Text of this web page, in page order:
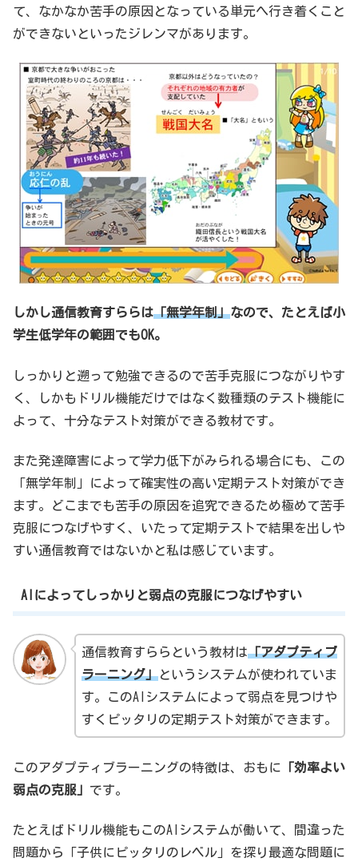
て、なかなか苦手の原因となっている単元へ行き着くこと
ができないといったジレンマがあります。
しかし通信教育すららは「無学年制」なので、たとえば小
学生低学年の範囲でもOK。
しっかりと遡って勉強できるので苦手克服につながりやす
く、しかもドリル機能だけではなく数種類のテスト機能に
よって、十分なテスト対策ができる教材です。
また発達障害によって学力低下がみられる場合にも、この
「無学年制」によって確実性の高い定期テスト対策ができ
ます。どこまでも苦手の原因を追究できるため極めて苦手
克服につなげやすく、いたって定期テストで結果を出しや
すい通信教育ではないかと私は感じています。
AIによってしっかりと弱点の克服につなげやすい
通信教育すららという教材は「アダプティブ
ラーニング」というシステムが使われていま
す。このAIシステムによって弱点を見つけや
すくピッタリの定期テスト対策ができます。
このアダプティブラーニングの特徴は、おもに
「効率よい
弱点の克服」 です。
たとえばドリル機能もこのAIシステムが働いて、間違った
問題から「子供にピッタリのレベル」を探り最適な問題に